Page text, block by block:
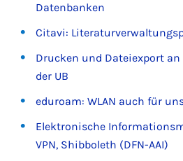
Datenbanken
Citavi:
Drucken und Dateiexport an
der UB
eduroam: WLAN auch für
Elektronische
VPN, Shibboleth (DFN-AAI)